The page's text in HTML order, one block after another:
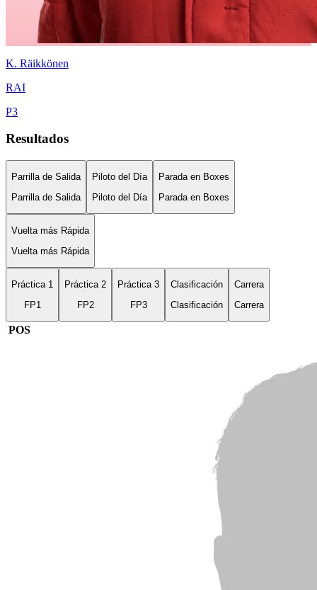
K. Räikkönen
RAI
P3
Resultados
Parrilla de Salida
Parrilla de Salida
Piloto del Día
Piloto del Día
Parada en Boxes
Parada en Boxes
Vuelta más Rápida
Vuelta más Rápida
Práctica 1
FP1
Práctica 2
FP2
Práctica 3
FP3
Clasificación
Clasificación
Carrera
Carrera
POS